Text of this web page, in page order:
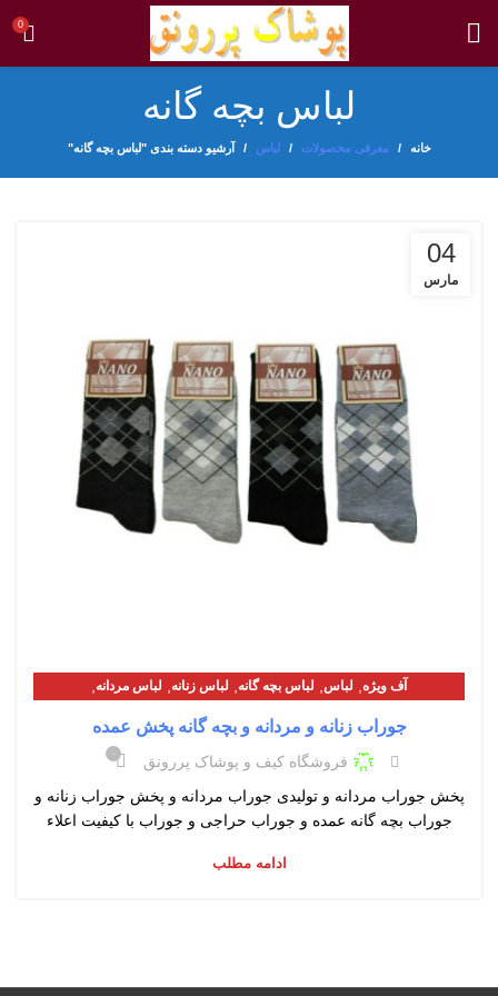
0
لباس بچه گانه
خانه معرفی محصولات لباس آرشیو دسته بندی "لباس بچه گانه"
04
مارس
آف ویژه لباس لباس بچه گانه لباس زنانه لباس مردانه
معرفی محصولات
جوراب زنانه و مردانه و بچه گانه پخش عمده
فروشگاه کیف و پوشاک پررونق ۰
پخش جوراب مردانه و تولیدی جوراب مردانه و پخش جوراب زنانه و
جوراب بچه گانه عمده و جوراب حراجی و جوراب با کیفیت اعلاء
ادامه مطلب